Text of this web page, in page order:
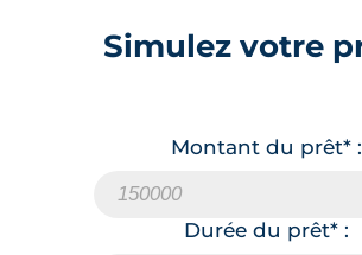
Simulez votre
Montant du prêt* :
Durée du prêt* :